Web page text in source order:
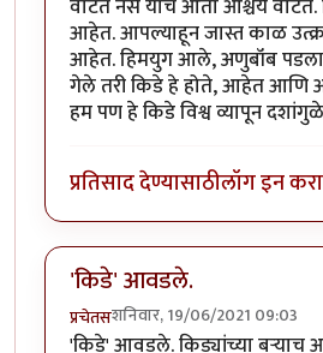
वाटत नसे याचं आता आश्चर्य
आहेत. आपल्याहून जास्त काळ
आहेत. हिमयुग आले, अणुबॉंब
गेले तरी किडे हे होते, आहेत आणि
हम पण हे किडे विश्व व्यापून
प्रतिसाद देण्यासाठीलॉग इन करा
'किडे' आवडले.
प्रचेतसशनिवार, 19/06/2021 09:03
'किडे' आवडले. किड्यांच्या